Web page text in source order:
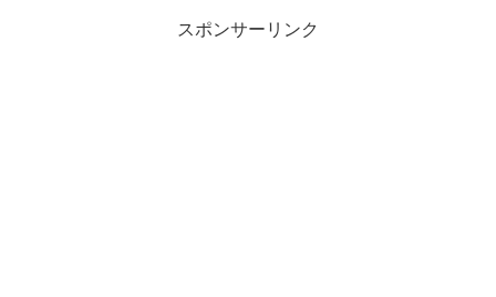
スポンサーリンク